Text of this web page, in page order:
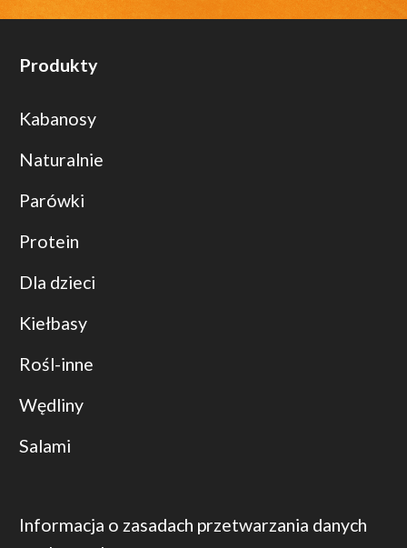
Produkty
Kabanosy
Naturalnie
Parówki
Protein
Dla dzieci
Kiełbasy
Rośl-inne
Wędliny
Salami
Informacja o zasadach przetwarzania danych